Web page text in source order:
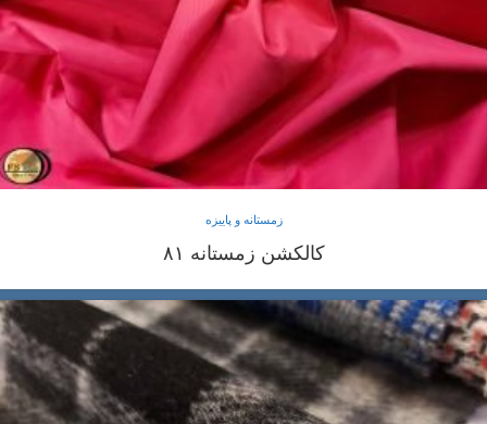
زمستانه و پاییزه
کالکشن زمستانه ۸۱